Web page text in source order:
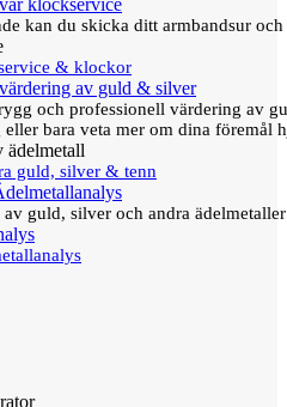
klockservice
kan du skicka ditt armbandsur
& klockor
av guld & silver
och professionell värdering av
eller bara veta mer om dina föremål
ädelmetall
guld, silver & tenn
guld, silver och andra